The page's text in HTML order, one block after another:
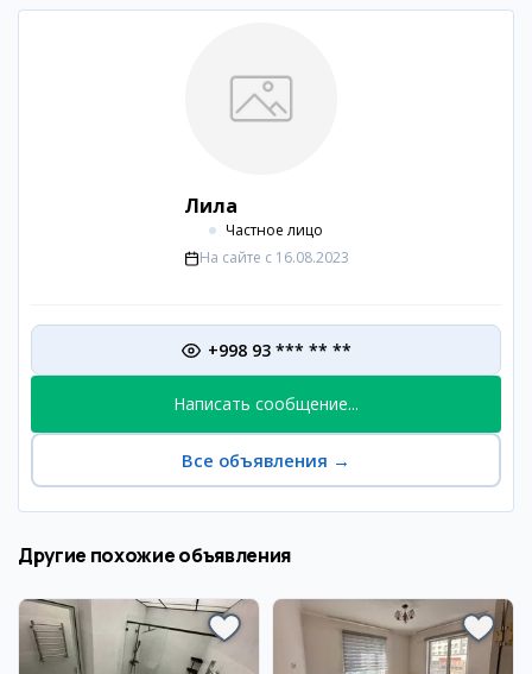
Лила
Частное лицо
На сайте с 16.08.2023
+998 93 *** ** **
Написать сообщение...
Все объявления →
Другие похожие объявления